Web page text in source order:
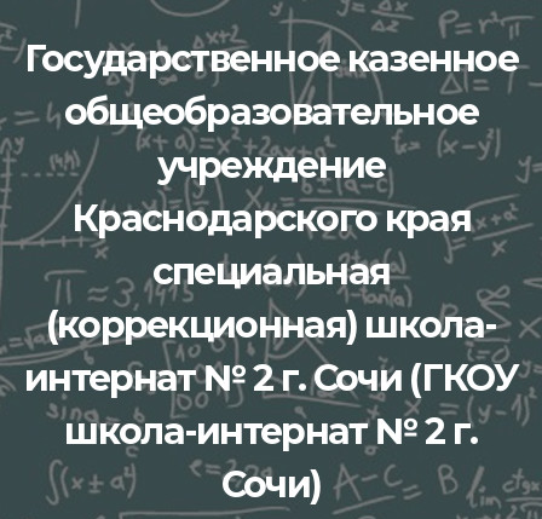
Перейти
к
содержимому
Государственное казенное
общеобразовательное
учреждение
Краснодарского края
специальная
(коррекционная) школа-
интернат № 2 г. Сочи (ГКОУ
школа-интернат № 2 г.
Сочи)